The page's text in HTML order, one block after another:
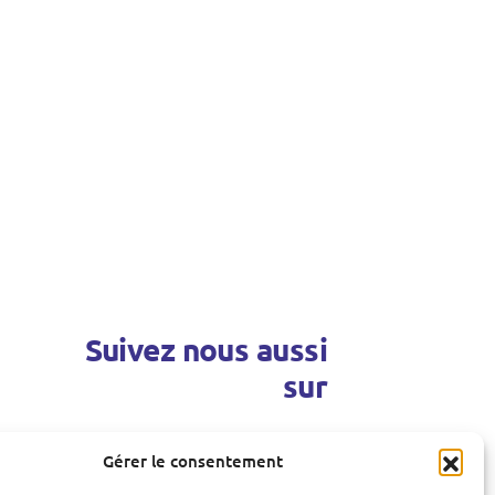
Gérer le consentement
Suivez nous aussi
sur